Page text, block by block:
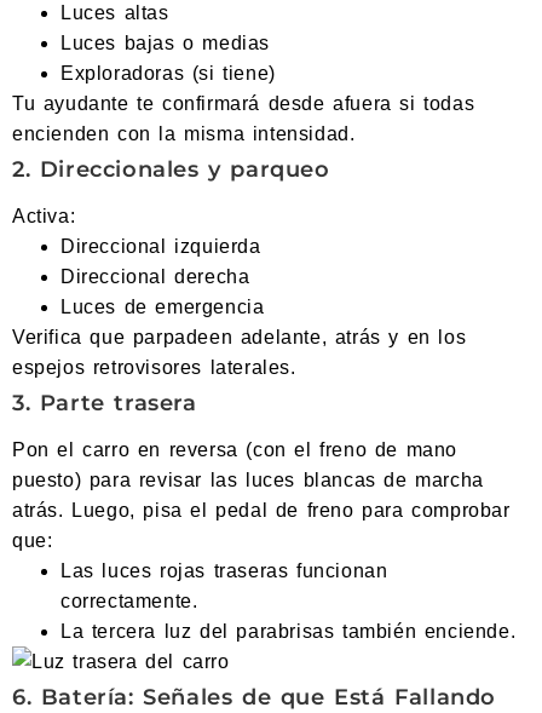
Luces altas
Luces bajas o medias
Exploradoras (si tiene)
Tu ayudante te confirmará desde afuera si todas
encienden con la misma intensidad.
2. Direccionales y parqueo
Activa:
Direccional izquierda
Direccional derecha
Luces de emergencia
Verifica que parpadeen adelante, atrás y en los
espejos retrovisores laterales.
3. Parte trasera
Pon el carro en reversa (con el freno de mano
puesto) para revisar las luces blancas de marcha
atrás. Luego, pisa el pedal de freno para comprobar
que:
Las luces rojas traseras funcionan
correctamente.
La tercera luz del parabrisas también enciende.
6. Batería: Señales de que Está Fallando